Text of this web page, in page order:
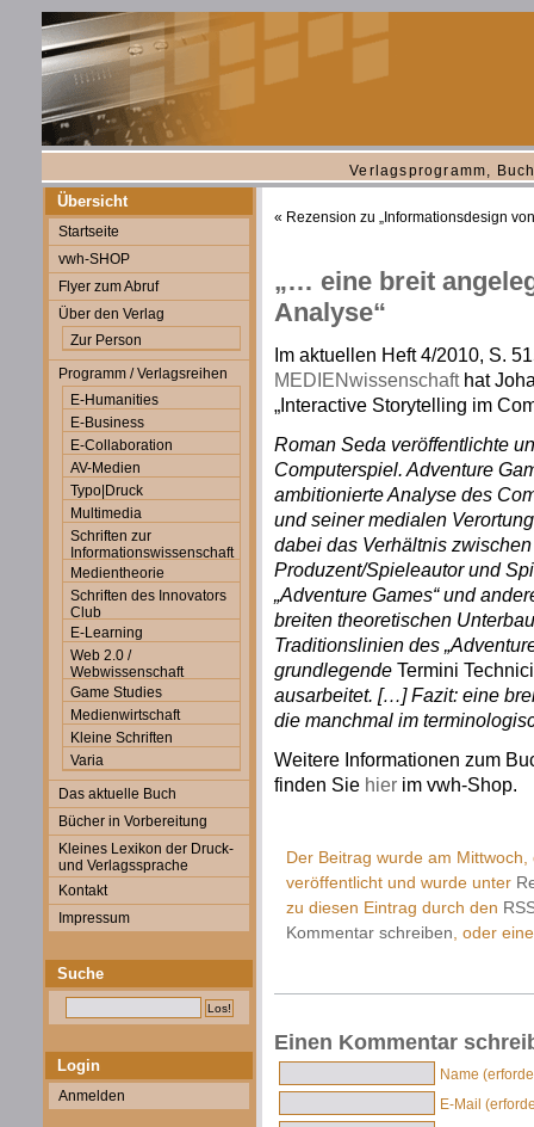
Verlagsprogramm,
Übersicht
Startseite
vwh-SHOP
Flyer zum Abruf
Über den Verlag
Zur Person
Programm / Verlagsreihen
E-Humanities
E-Business
E-Collaboration
AV-Medien
Typo|Druck
Multimedia
Schriften zur
Informationswissenschaft
Medientheorie
Schriften des Innovators
Club
E-Learning
Web 2.0 /
Webwissenschaft
Game Studies
Medienwirtschaft
Kleine Schriften
Varia
Das aktuelle Buch
Bücher in Vorbereitung
Kleines Lexikon der Druck-
und Verlagssprache
Kontakt
Impressum
Suche
Login
Anmelden
« Rezension zu „Informationsdesign
„… eine breit
Analyse“
Im aktuellen Heft 4/2010, S.
MEDIENwissenschafthat
„Interactive Storytelling im
Roman Seda veröffentlichte
Computerspiel. Adventure
ambitionierte Analyse des
und seiner medialen
dabei das Verhältnis
Produzent/Spieleautor und
„Adventure Games“ und
breiten theoretischen
Traditionslinien des
grundlegende Termini
ausarbeitet. […]Fazit: eine
die manchmal im
Weitere Informationen zum
finden Sie hier im vwh-Shop.
Der Beitrag wurde am
veröffentlicht und wurde unter
zu diesen Eintrag durch den
Kommentar schreiben , oder
Einen Kommentar
Name
E-Mail